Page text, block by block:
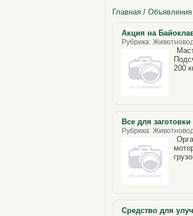
Главная / Объявления
Акция на
Рубрика:
200
Все для
Рубрика:
Средство для